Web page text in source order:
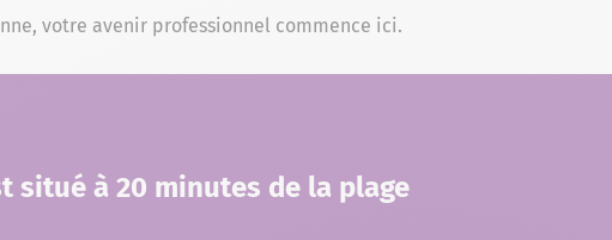
votre avenir professionnel commence ici.
situé à 20 minutes de la plage